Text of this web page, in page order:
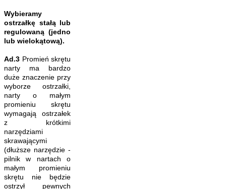
Wybieramy
ostrzałkę stałą lub
regulowaną (jedno
lub wielokątową).
Ad.3 Promień skrętu
narty ma bardzo
duże znaczenie przy
wyborze ostrzałki,
narty o małym
promieniu skrętu
wymagają ostrzałek
z krótkimi
narzędziami
skrawającymi
(dłuższe narzędzie -
pilnik w nartach o
małym promieniu
skrętu nie będzie
ostrzył pewnych